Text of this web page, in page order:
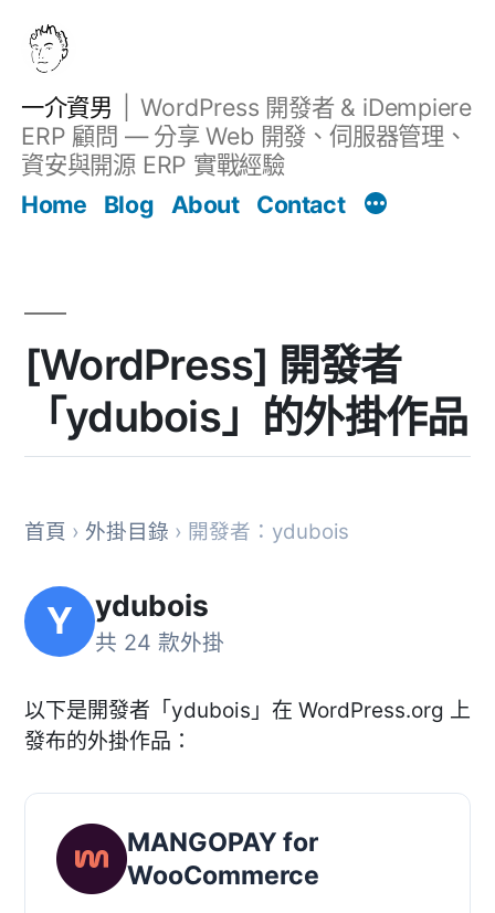
一介資男
WordPress 開發者 & iDempiere
ERP 顧問 — 分享 Web 開發、伺服器管理、
資安與開源 ERP 實戰經驗
Home
Blog About Contact
[WordPress] 開發者
「ydubois」的外掛作品
首頁 › 外掛目錄 › 開發者：ydubois
Y ydubois
共 24 款外掛
以下是開發者「ydubois」在 WordPress.org 上
發布的外掛作品：
MANGOPAY for
WooCommerce
文章